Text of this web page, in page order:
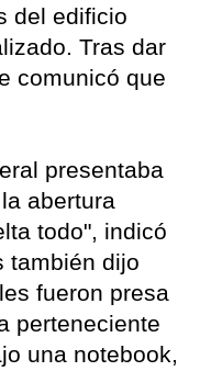
del edificio
Tras dar
comunicó que
presentaba
abertura
todo", indicó
también dijo
fueron presa
perteneciente
una notebook,